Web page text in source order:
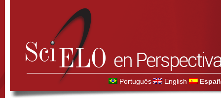
Português English